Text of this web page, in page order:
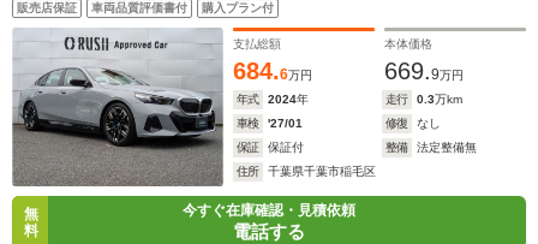
販売店保証 車両品質評価書付 購入プラン付
支払総額
684.6万円
本体価格
669.9万円
年式
2024年 走行 0.3万km
車検
'27/01 修復
なし
保証
保証付 整備
法定整備無
住所
千葉県千葉市稲毛区
無
料
今すぐ在庫確認・見積依頼
電話する